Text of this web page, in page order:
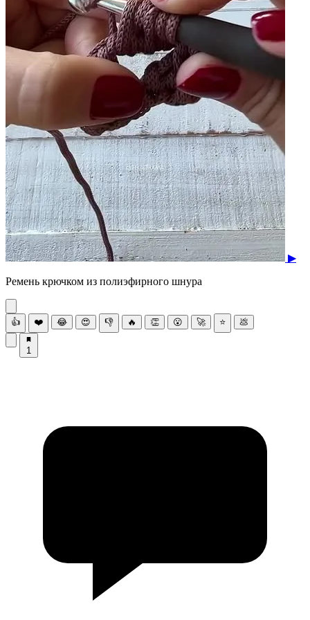
▶
Ремень крючком из полиэфирного шнура
👍 ❤️ 😂 😍 👎 🔥 👏 😮 🚀 ⭐ 💩
1